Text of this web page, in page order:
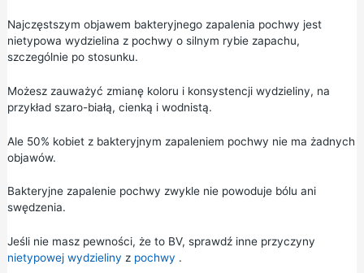
Najczęstszym objawem bakteryjnego zapalenia pochwy jest
nietypowa wydzielina z pochwy o silnym rybie zapachu,
szczególnie po stosunku.
Możesz zauważyć zmianę koloru i konsystencji wydzieliny, na
przykład szaro-białą, cienką i wodnistą.
Ale 50% kobiet z bakteryjnym zapaleniem pochwy nie ma żadnych
objawów.
Bakteryjne zapalenie pochwy zwykle nie powoduje bólu ani
swędzenia.
Jeśli nie masz pewności, że to BV, sprawdź inne przyczyny
nietypowej wydzieliny z pochwy .